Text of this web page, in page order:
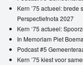
Kern ’75 actueel:
Perspectiefnota 2027
Kern ‘75 actueel:
In Memoriam Piet
Podcast #5
Kern ’75 kiest voor